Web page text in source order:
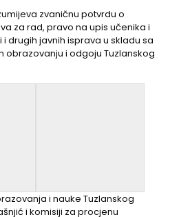
zvaničnu potvrdu o
za rad, pravo na upis učenika i
drugih javnih isprava u skladu sa
obrazovanju i odgoju Tuzlanskog
i nauke Tuzlanskog
i komisiji za procjenu